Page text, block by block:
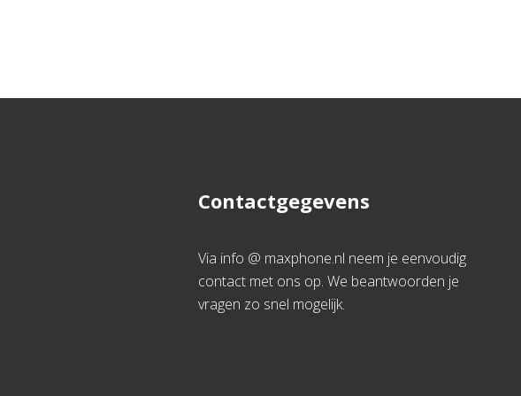
Contactgegevens
Via info @ maxphone.nl neem je eenvoudig
contact met ons op. We beantwoorden je
vragen zo snel mogelijk.